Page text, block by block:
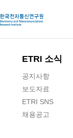
ETRI 소식
공지사항
보도자료
ETRI SNS
채용공고